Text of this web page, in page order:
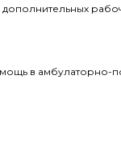
в амбулаторно-